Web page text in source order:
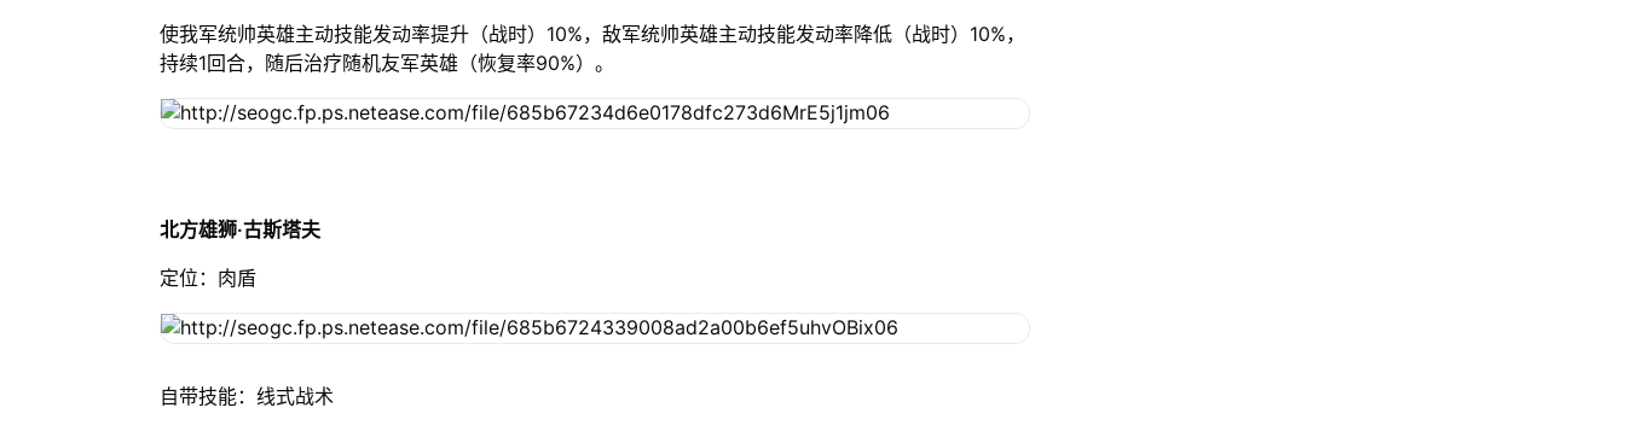
使我军统帅英雄主动技能发动率提升（战时）10%，敌军统帅英雄主动技能发动率降低（战时）10%，
持续1回合，随后治疗随机友军英雄（恢复率90%）。
北方雄狮·古斯塔夫
定位：肉盾
自带技能：线式战术